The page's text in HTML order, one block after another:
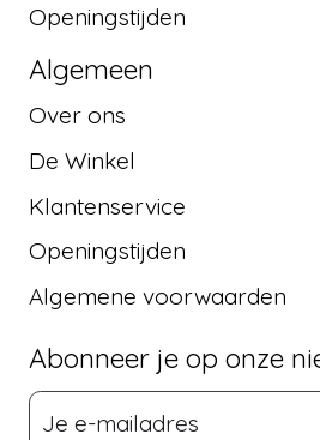
Openingstijden
Algemeen
Over ons
De Winkel
Klantenservice
Openingstijden
Algemene voorwaarden
Abonneer je op onze